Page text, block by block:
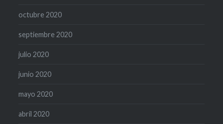
octubre 2020
septiembre 2020
julio 2020
junio 2020
mayo 2020
abril 2020